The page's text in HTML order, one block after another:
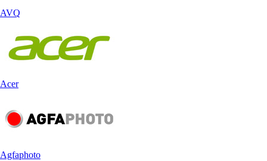
AVQ
Acer
Agfaphoto